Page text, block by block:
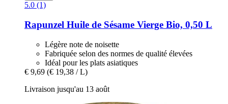
5.0 (1)
Rapunzel Huile de Sésame Vierge Bio, 0,50 L
Légère note de noisette
Fabriquée selon des normes de qualité élevées
Idéal pour les plats asiatiques
€ 9,69 (€ 19,38 / L)
Livraison jusqu'au 13 août